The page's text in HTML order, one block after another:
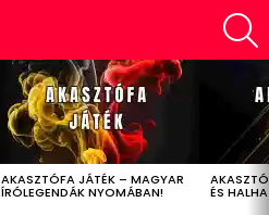
AKASZTÓFA JÁTÉK – MAGYAR
ÍRÓLEGENDÁK NYOMÁBAN! ÉS